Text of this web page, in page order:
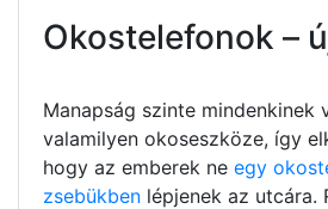
Okostelefonok –
Manapság szinte mindenkinek
valamilyen okoseszköze, így
hogy az emberek ne egy
zsebükben lépjenek az utcára.